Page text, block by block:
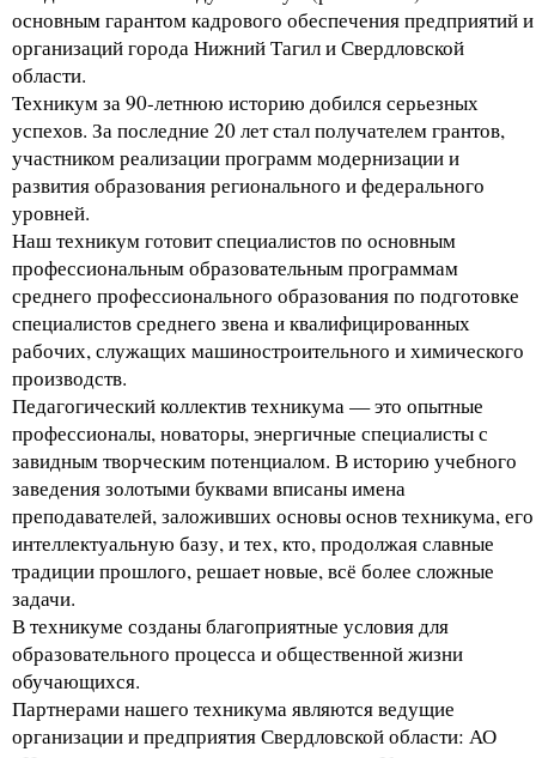
основным гарантом кадрового обеспечения предприятий и
организаций города Нижний Тагил и Свердловской
области.
Техникум за 90-летнюю историю добился серьезных
успехов. За последние 20 лет стал получателем грантов,
участником реализации программ модернизации и
развития образования регионального и федерального
уровней.
Наш техникум готовит специалистов по основным
профессиональным образовательным программам
среднего профессионального образования по подготовке
специалистов среднего звена и квалифицированных
рабочих, служащих машиностроительного и химического
производств.
Педагогический коллектив техникума — это опытные
профессионалы, новаторы, энергичные специалисты с
завидным творческим потенциалом. В историю учебного
заведения золотыми буквами вписаны имена
преподавателей, заложивших основы основ техникума, его
интеллектуальную базу, и тех, кто, продолжая славные
традиции прошлого, решает новые, всё более сложные
задачи.
В техникуме созданы благоприятные условия для
образовательного процесса и общественной жизни
обучающихся.
Партнерами нашего техникума являются ведущие
организации и предприятия Свердловской области: АО